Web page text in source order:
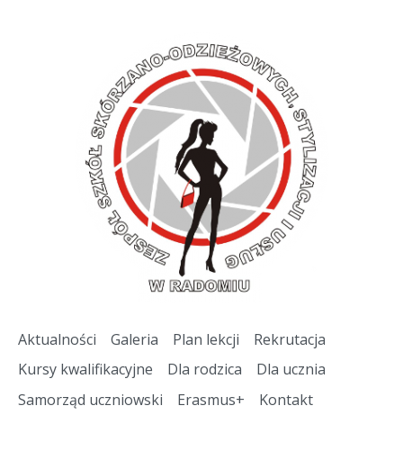
Aktualności Galeria Plan lekcji
Rekrutacja
Kursy kwalifikacyjne
Dla rodzica
Dla ucznia
Samorząd uczniowski
Erasmus+ Kontakt